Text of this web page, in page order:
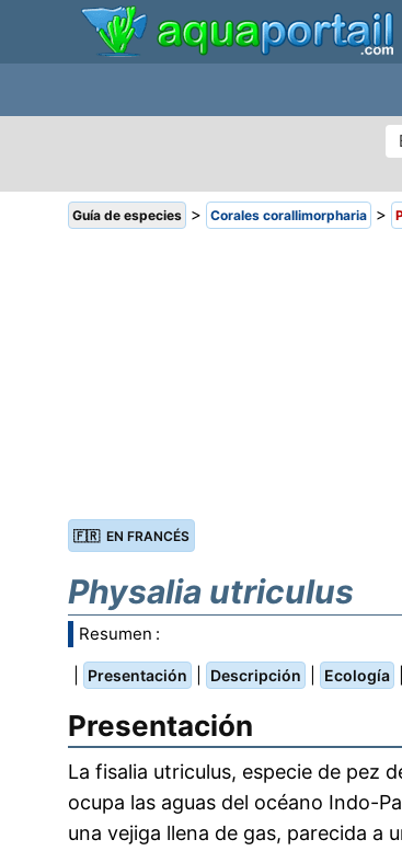
Guía de especies > Corales corallimorpharia >
🇫🇷 EN FRANCÉS
Physalia utriculus
Resumen :
Presentación Descripción Ecología
Presentación
La fisalia utriculus, especie de pez
ocupa las aguas del océano Indo-
una vejiga llena de gas, parecida a